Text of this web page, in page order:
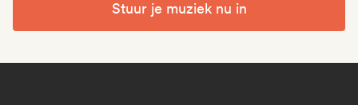
Stuur je muziek nu in